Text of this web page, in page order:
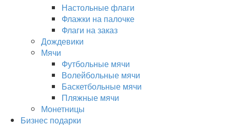
Настольные флаги
Флажки на палочке
Флаги на заказ
Дождевики
Мячи
Футбольные мячи
Волейбольные мячи
Баскетбольные мячи
Пляжные мячи
Монетницы
Бизнес подарки